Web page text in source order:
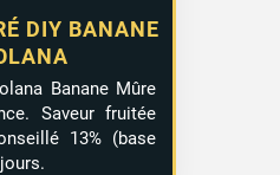
DIY BANANE
Banane Mûre
Saveur fruitée
13% (base